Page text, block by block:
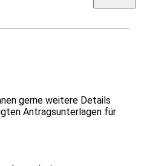
gerne weitere Details
Antragsunterlagen für